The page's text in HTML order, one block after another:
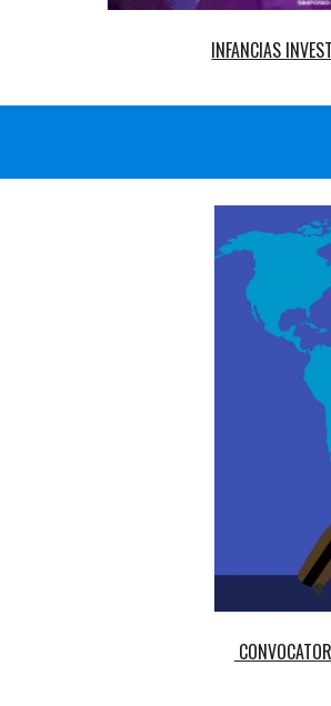
INFANCIAS